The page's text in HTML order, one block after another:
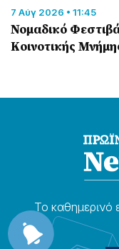
7 Αύγ 2026 • 11:45
Νομαδικό
Κοινοτικής
Το καθημερɩνό